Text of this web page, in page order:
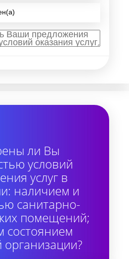
ли Вы
условий
услуг в
наличием и
санитарно-
помещений;
состоянием